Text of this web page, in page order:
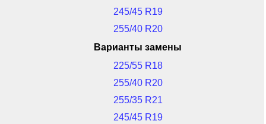
245/45 R19
255/40 R20
Варианты замены
225/55 R18
255/40 R20
255/35 R21
245/45 R19